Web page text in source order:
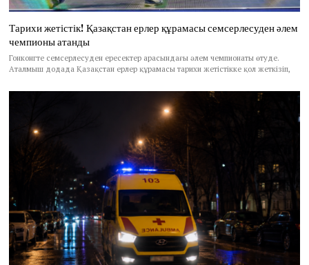
Тарихи жетістік! Қазақстан ерлер құрамасы семсерлесуден әлем
чемпионы атанды
Гонконгте семсерлесуден ересектер арасындағы әлем чемпионаты өтуде.
Аталмыш додада Қазақстан ерлер құрамасы тарихи жетістікке қол жеткізіп,